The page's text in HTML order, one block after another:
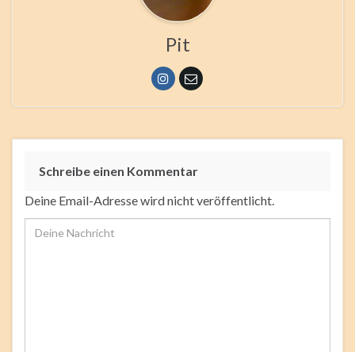
Pit
Schreibe einen Kommentar
Deine Email-Adresse wird nicht veröffentlicht.